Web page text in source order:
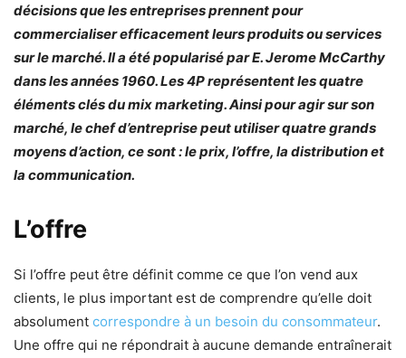
décisions que les entreprises prennent pour
commercialiser efficacement leurs produits ou services
sur le marché. Il a été popularisé par E. Jerome McCarthy
dans les années 1960. Les 4P représentent les quatre
éléments clés du mix marketing. Ainsi pour agir sur son
marché, le chef d’entreprise peut utiliser quatre grands
moyens d’action, ce sont : le prix, l’offre, la distribution et
la communication.
L’offre
Si l’offre peut être définit comme ce que l’on vend aux
clients, le plus important est de comprendre qu’elle doit
absolument correspondre à un besoin du consommateur.
Une offre qui ne répondrait à aucune demande entraînerait